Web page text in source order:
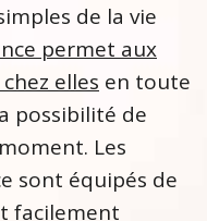
de la vie
permet aux
elles en toute
possibilité de
Les
sont équipés de
facilement